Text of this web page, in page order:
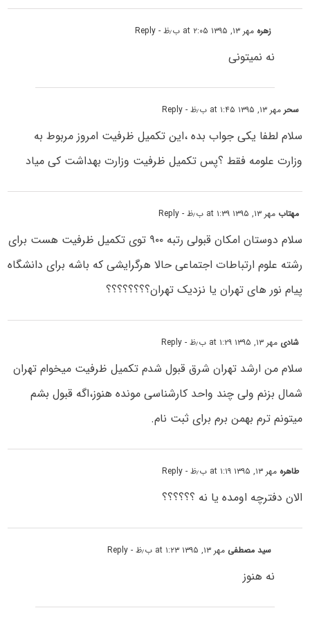
زهره مهر ۱۳, ۱۳۹۵ at ۲:۰۵ ب٫ظ - Reply
نه نمیتونی
سحرمهر ۱۳, ۱۳۹۵ at ۱:۴۵ ب٫ظ - Reply
سلام لطفا یکی جواب بده ،این تکمیل ظرفیت امروز مربوط به
وزارت علومه فقط ؟پس تکمیل ظرفیت وزارت بهداشت کی میاد
مهتاب مهر ۱۳, ۱۳۹۵ at ۱:۳۹ ب٫ظ - Reply
سلام دوستان امکان قبولی رتبه ۹۰۰ توی تکمیل ظرفیت هست برای
رشته علوم ارتباطات اجتماعی حالا هرگرایشی که باشه برای دانشگاه
پیام نور های تهران یا نزدیک تهران؟؟؟؟؟؟؟؟
شادی مهر ۱۳, ۱۳۹۵ at ۱:۲۹ ب٫ظ - Reply
سلام من ارشد تهران شرق قبول شدم تکمیل ظرفیت میخوام تهران
شمال بزنم ولی چند واحد کارشناسی مونده هنوز،اگه قبول بشم
میتونم ترم بهمن برم برای ثبت نام.
طاهره مهر ۱۳, ۱۳۹۵ at ۱:۱۹ ب٫ظ - Reply
الان دفترچه اومده یا نه ؟؟؟؟؟؟
سید مصطفی مهر ۱۳, ۱۳۹۵ at ۱:۲۳ ب٫ظ - Reply
نه هنوز